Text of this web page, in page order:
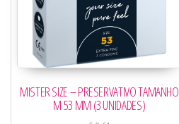
MISTER SIZE – PRESERVATIVO TAMANHO
M 53 MM (3 UNIDADES)